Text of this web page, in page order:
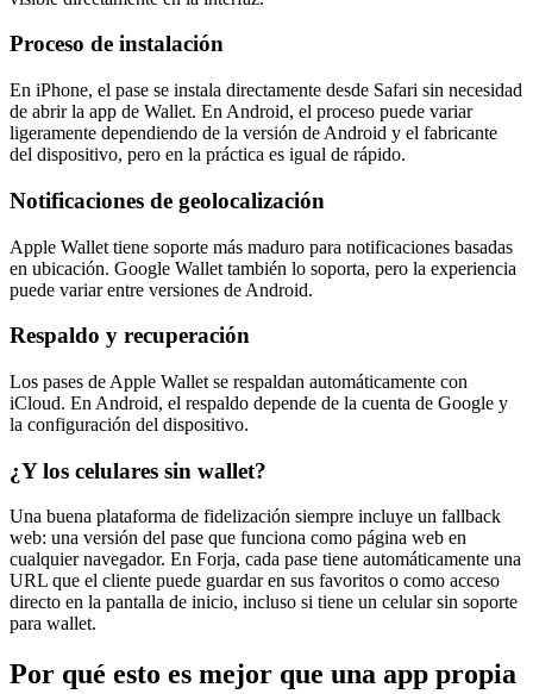
Proceso de instalación
En iPhone, el pase se instala directamente desde Safari sin necesidad
de abrir la app de Wallet. En Android, el proceso puede variar
ligeramente dependiendo de la versión de Android y el fabricante
del dispositivo, pero en la práctica es igual de rápido.
Notificaciones de geolocalización
Apple Wallet tiene soporte más maduro para notificaciones basadas
en ubicación. Google Wallet también lo soporta, pero la experiencia
puede variar entre versiones de Android.
Respaldo y recuperación
Los pases de Apple Wallet se respaldan automáticamente con
iCloud. En Android, el respaldo depende de la cuenta de Google y
la configuración del dispositivo.
¿Y los celulares sin wallet?
Una buena plataforma de fidelización siempre incluye un fallback
web: una versión del pase que funciona como página web en
cualquier navegador. En Forja, cada pase tiene automáticamente una
URL que el cliente puede guardar en sus favoritos o como acceso
directo en la pantalla de inicio, incluso si tiene un celular sin soporte
para wallet.
Por qué esto es mejor que una app propia